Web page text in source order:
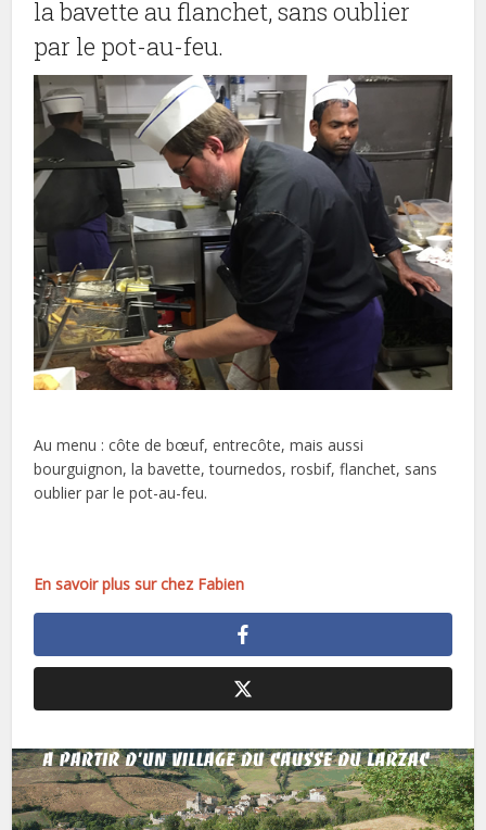
la bavette au flanchet, sans oublier
par le pot-au-feu.
Au menu : côte de bœuf, entrecôte, mais aussi
bourguignon, la bavette, tournedos, rosbif, flanchet, sans
oublier par le pot-au-feu.
En savoir plus sur chez Fabien